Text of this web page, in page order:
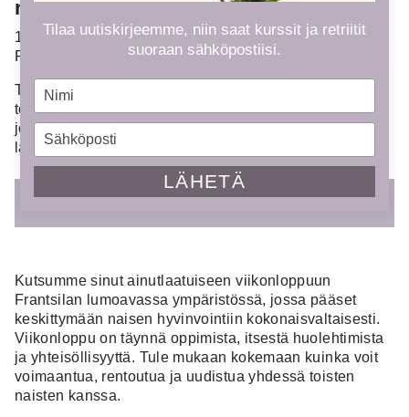
naisille
17 - 19.10.2025
Pe 18.00 - su 15.00
Tule mukaan pysähtymään yhdessä – niin itsesi kuin
toisten naisten äärelle. Ohjelmassa on muun muassa
joogaa, meditaatiota, luontoyhteyden syventämistä,
läsnäoloharjoituksia, luontaishoitoja ja yrttisauna.
ILMOITTAUDU KURSSILLE
Kutsumme sinut ainutlaatuiseen viikonloppuun
Frantsilan lumoavassa ympäristössä, jossa pääset
keskittymään naisen hyvinvointiin kokonaisvaltaisesti.
Viikonloppu on täynnä oppimista, itsestä huolehtimista
ja yhteisöllisyyttä. Tule mukaan kokemaan kuinka voit
voimaantua, rentoutua ja uudistua yhdessä toisten
naisten kanssa.
Tilaa uutiskirjeemme, niin saat kurssit ja retriitit
suoraan sähköpostiisi.
Type
name
Type
LÄHETÄ